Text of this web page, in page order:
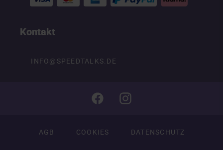
Kontakt
INFO@SPEEDTALKS.DE
AGB COOKIES DATENSCHUTZ